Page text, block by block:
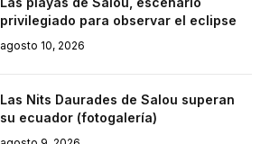
privilegiado para observar el eclipse
agosto 10, 2026
Las Nits Daurades de Salou superan
su ecuador (fotogalería)